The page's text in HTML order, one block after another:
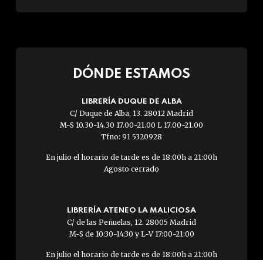
DÓNDE ESTAMOS
LIBRERÍA DUQUE DE ALBA
C/ Duque de Alba, 13. 28012 Madrid
M-S 10.30-14.30 17.00-21.00 L 17.00-21.00
Tfno: 91 5320928
En julio el horario de tarde es de 18:00h a 21:00h
Agosto cerrado
LIBRERÍA ATENEO LA MALICIOSA
C/ de las Peñuelas, 12. 28005 Madrid
M-S de 10:30-14:30 y L-V 17:00-21:00
En julio el horario de tarde es de 18:00h a 21:00h